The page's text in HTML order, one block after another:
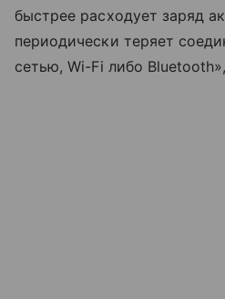
быстрее расходует заряд
периодически теряет
сетью, Wi-Fi либо